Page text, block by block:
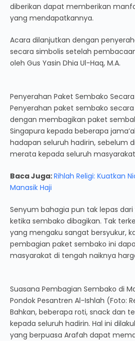
diberikan dapat memberikan
yang mendapatkannya.
Acara dilanjutkan dengan
secara simbolis setelah
oleh Gus Yasin Dhia Ul-Haq, M.A.
Penyerahan Paket Sembako
Penyerahan paket sembako
dengan membagikan paket
Singapura kepada beberapa
hadapan seluruh hadirin, sebelum
merata kepada seluruh
Baca Juga:Rihlah Religi: Kuatkan
Manasik Haji
Senyum bahagia pun tak lepas
ketika sembako dibagikan. Tak
yang mengaku sangat bersyukur,
pembagian paket sembako ini
masyarakat di tengah naiknya
Suasana Pembagian Sembako di
Pondok Pesantren Al-Ishlah (Foto:
Bahkan, beberapa roti, snack dan
kepada seluruh hadirin. Hal ini
yang berpuasa Arafah dapat